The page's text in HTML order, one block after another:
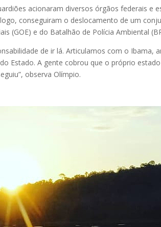
acionaram diversos órgãos federais e
conseguiram o deslocamento de um
(GOE) e do Batalhão de Polícia Ambiental
de ir lá. Articulamos com o Ibama,
Estado. A gente cobrou que o próprio
observa Olímpio.